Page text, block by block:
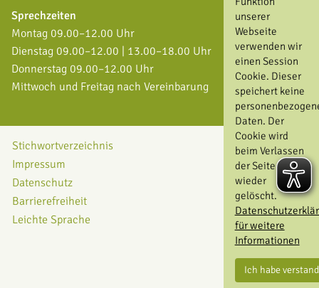
unserer
Webseite
verwenden wir
einen Session
Cookie. Dieser
speichert keine
Daten. Der
Cookie wird
beim Verlassen
der Seite
wieder
gelöscht.
für weitere
Informationen
Ich habe
Sprechzeiten
Montag 09.00–12.00 Uhr
Dienstag 09.00–12.00 | 13.00–18.00 Uhr
Donnerstag 09.00–12.00 Uhr
Mittwoch und Freitag nach Vereinbarung
Stichwortverzeichnis
Impressum
Datenschutz
Barrierefreiheit
Leichte Sprache